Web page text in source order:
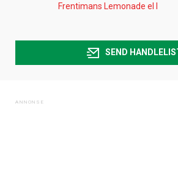
Frentimans Lemonade el l
SEND